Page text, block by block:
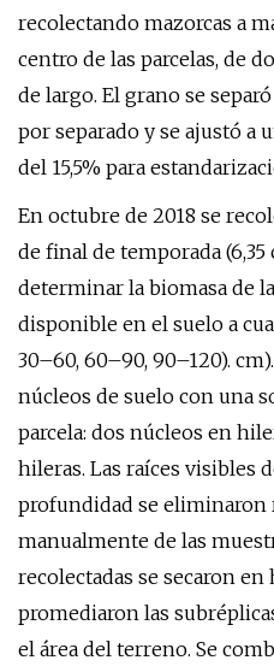
recolectando mazorcas a
centro de las parcelas, de
de largo. El grano se
por separado y se ajustó a
del 15,5% para
En octubre de 2018 se
de final de temporada
determinar la biomasa de
disponible en el suelo a
30–60, 60–90, 90–120).
núcleos de suelo con una
parcela: dos núcleos en
hileras. Las raíces visibles
profundidad se eliminaron
manualmente de las
recolectadas se secaron
promediaron las
el área del terreno. Se